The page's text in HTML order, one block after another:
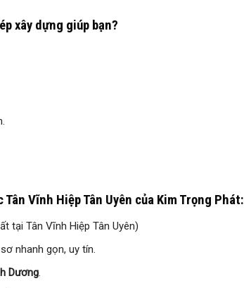
xây dựng giúp bạn?
Vĩnh Hiệp Tân Uyên của Kim Trọng Phát:
tại Tân Vĩnh Hiệp Tân Uyên)
nhanh gọn, uy tín.
Dương.